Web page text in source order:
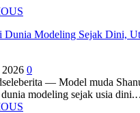
Dunia Modeling Sejak Dini,
0
— Model muda
modeling sejak usia dini.